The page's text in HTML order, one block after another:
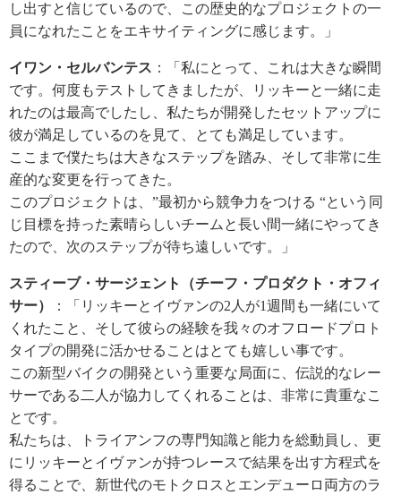
し出すと信じているので、この歴史的なプロジェクトの一
員になれたことをエキサイティングに感じます。」
イワン・セルバンテス ：「私にとって、これは大きな瞬間
です。何度もテストしてきましたが、リッキーと一緒に走
れたのは最高でしたし、私たちが開発したセットアップに
彼が満足しているのを見て、とても満足しています。
ここまで僕たちは大きなステップを踏み、そして非常に生
産的な変更を行ってきた。
このプロジェクトは、”最初から競争力をつける “という同
じ目標を持った素晴らしいチームと長い間一緒にやってき
たので、次のステップが待ち遠しいです。」
スティーブ・サージェント（チーフ・プロダクト・オフィ
サー）
：「リッキーとイヴァンの2人が1週間も一緒にいて
くれたこと、そして彼らの経験を我々のオフロードプロト
タイプの開発に活かせることはとても嬉しい事です。
この新型バイクの開発という重要な局面に、伝説的なレー
サーである二人が協力してくれることは、非常に貴重なこ
とです。
私たちは、トライアンフの専門知識と能力を総動員し、更
にリッキーとイヴァンが持つレースで結果を出す方程式を
得ることで、新世代のモトクロスとエンデューロ両方のラ